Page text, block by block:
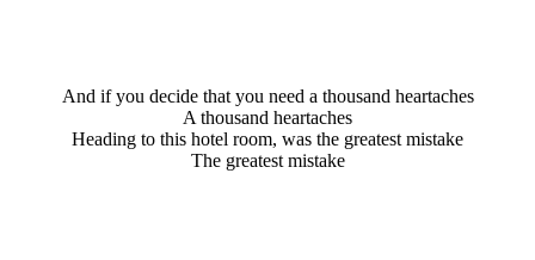
And if you decide that you need a thousand heartaches
A thousand heartaches
Heading to this hotel room, was the greatest mistake
The greatest mistake